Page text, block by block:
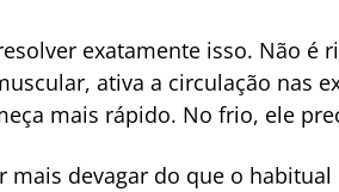
exatamente isso. Não é
ativa a circulação nas
mais rápido. No frio, ele
mais devagar do que o